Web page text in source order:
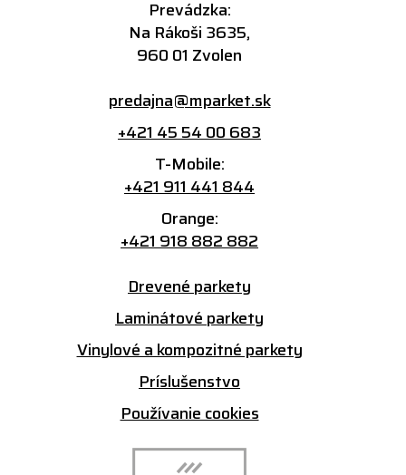
Prevádzka:
Na Rákoši 3635,
960 01 Zvolen
predajna@mparket.sk
+421 45 54 00 683
T-Mobile:
+421 911 441 844
Orange:
+421 918 882 882
Drevené parkety
Laminátové parkety
Vinylové a kompozitné parkety
Príslušenstvo
Používanie cookies